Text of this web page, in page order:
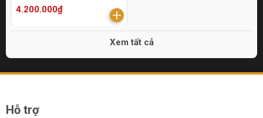
4.200.000₫
Xem tất cả
Hỗ trợ